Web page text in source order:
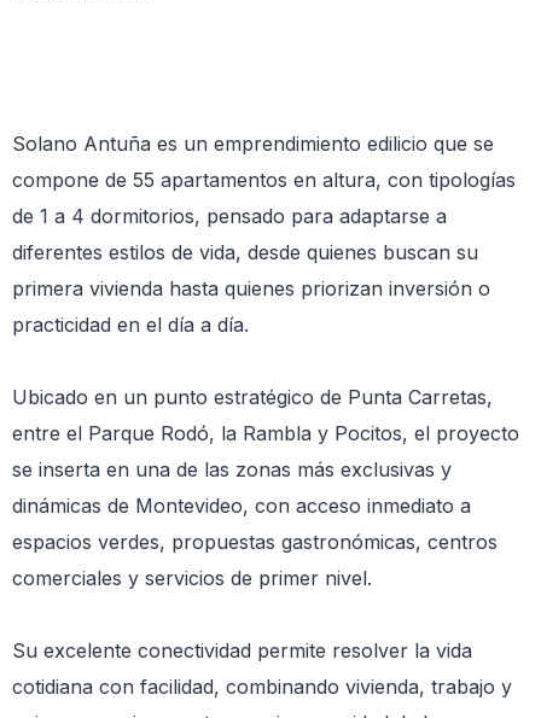
Solano Antuña es un emprendimiento edilicio que se
compone de 55 apartamentos en altura, con tipologías
de 1 a 4 dormitorios, pensado para adaptarse a
diferentes estilos de vida, desde quienes buscan su
primera vivienda hasta quienes priorizan inversión o
practicidad en el día a día.
Ubicado en un punto estratégico de Punta Carretas,
entre el Parque Rodó, la Rambla y Pocitos, el proyecto
se inserta en una de las zonas más exclusivas y
dinámicas de Montevideo, con acceso inmediato a
espacios verdes, propuestas gastronómicas, centros
comerciales y servicios de primer nivel.
Su excelente conectividad permite resolver la vida
cotidiana con facilidad, combinando vivienda, trabajo y